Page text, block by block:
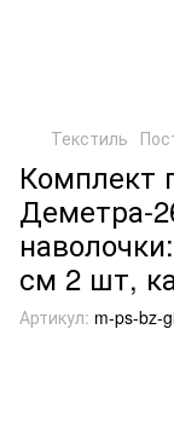
Текстиль
Комплект
Деметра-
см 2 шт,
Артикул: m-ps-bz-